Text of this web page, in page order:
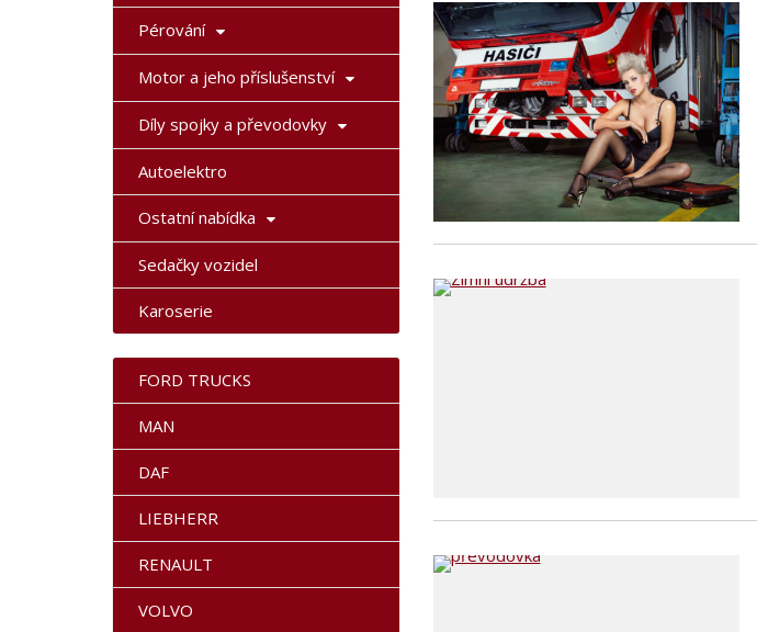
Pérování
Motor a jeho příslušenství
Díly spojky a převodovky
Autoelektro
Ostatní nabídka
Sedačky vozidel
Karoserie
FORD TRUCKS
MAN
DAF
LIEBHERR
RENAULT
VOLVO